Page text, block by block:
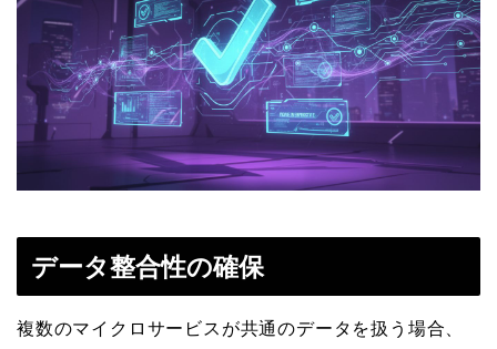
データ整合性の確保
複数のマイクロサービスが共通のデータを扱う場合、